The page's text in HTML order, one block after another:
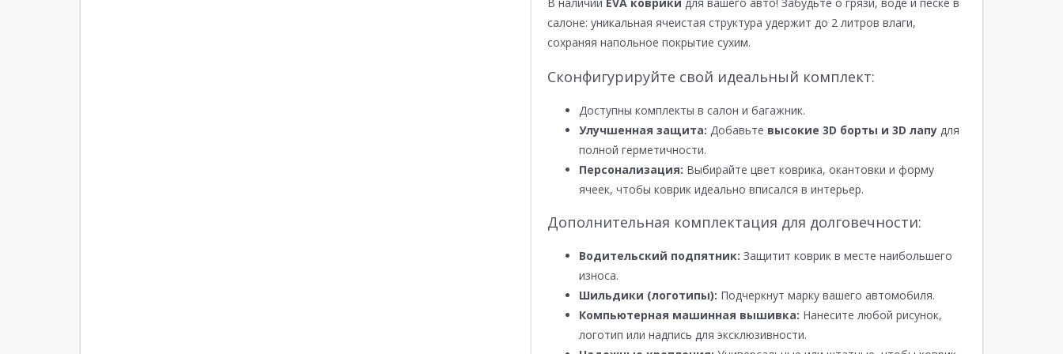
салоне: уникальная ячеистая структура удержит до 2 литров влаги,
сохраняя напольное покрытие сухим.
Сконфигурируйте свой идеальный комплект:
Доступны комплекты в салон и багажник.
Улучшенная защита: Добавьте высокие 3D борты и 3D лапу для
полной герметичности.
Персонализация: Выбирайте цвет коврика, окантовки и форму
ячеек, чтобы коврик идеально вписался в интерьер.
Дополнительная комплектация для долговечности:
Водительский подпятник: Защитит коврик в месте наибольшего
износа.
Шильдики (логотипы): Подчеркнут марку вашего автомобиля.
Компьютерная машинная вышивка: Нанесите любой рисунок,
логотип или надпись для эксклюзивности.